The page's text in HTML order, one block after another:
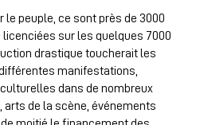
le peuple, ce sont près de 3000
sur les quelques 7000
drastique toucherait les
manifestations,
dans de nombreux
de la scène, événements